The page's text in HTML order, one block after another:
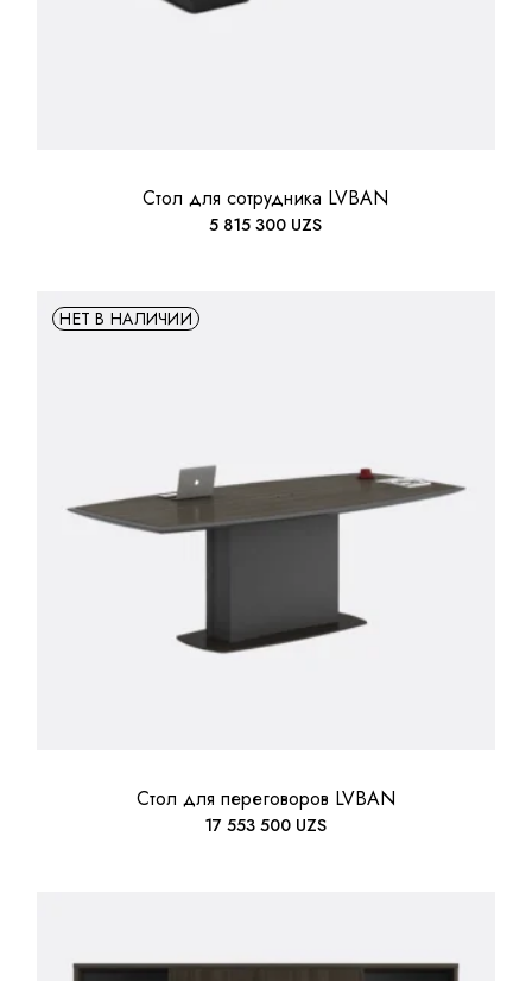
Стол для сотрудника LVBAN
5 815 300 UZS
НЕТ В НАЛИЧИИ
Стол для переговоров LVBAN
17 553 500 UZS